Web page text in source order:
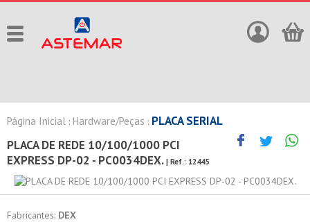
Página Inicial : Hardware/Peças : PLACA SERIAL
PLACA DE REDE 10/100/1000 PCI
EXPRESS DP-02 - PC0034DEX. | Ref.: 12445
Fabricantes: DEX